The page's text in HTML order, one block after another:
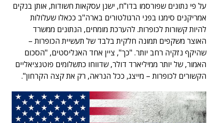
על פי נתונים שפורסמו בדו"ח, ישנן עסקאות חשודות, אותן בנקים
אמריקנים סימנו בפני הרגולטורים בארה"ב ככאלו שעלולות
להיות קשורות לכופרות. להערכת מומחים, הנתונים ממשרד
האוצר משקפים תמונה חלקית בלבד של תעשיית הכופרות –
שהיקף נזקיה רחב יותר. "כך", ציין אחד האנליסטים, "הסכום
האמור, של יותר ממיליארד דולר, שדווחו כתשלומים פוטנציאליים
הקשורים לכופרות – מייצג, ככל הנראה, רק את קצה הקרחון".